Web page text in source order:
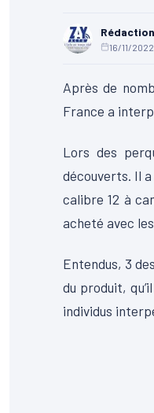
16/11/
Après de
France a
Lors des
découverts. Il
calibre 12 à
acheté avec
Entendus, 3
du produit,
individus